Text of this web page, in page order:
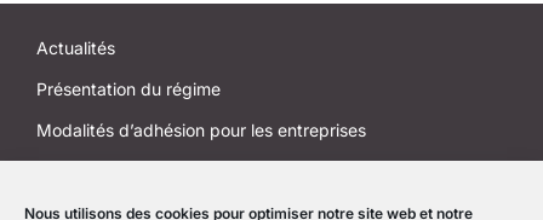
Nous utilisons des cookies pour optimiser notre site web et notre
Actualités
Présentation du régime
Modalités d’adhésion pour les entreprises
J’EM ma santé